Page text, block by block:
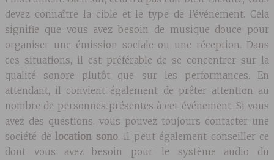
devez connaître la cible et le type de l’événement. Cela
signifie que vous avez besoin de musique douce pour
organiser une émission sociale ou une réception. Dans
ces situations, il est préférable de se concentrer sur la
qualité sonore plutôt que sur les performances. En
attendant, il convient également de prêter attention au
nombre de personnes présentes à cet événement. Si vous
avez des questions, vous pouvez toujours contacter une
société de location sono. Il peut également conseiller ce
dont vous avez besoin pour le système audio du